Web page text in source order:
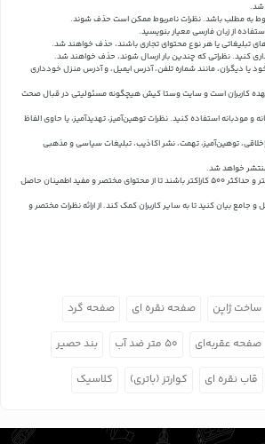
شد.
به مطلب باشد. نظرات نامربوط ممکن است حذف شوند.
از زبان فارسی معیار بنویسید.
تبلیغاتی یا هر نوع محتوای تجاری باشند، حذف خواهند شد.
کنید. نظراتی که چندین بار ارسال شوند، حذف خواهند شد.
یا دیگران، مانند شماره تلفن، آدرس ایمیل، و آدرس منزل خودداری
کاربران است و سایت وستا کیش هیچگونه مسئولیتی در قبال صحت
و مودبانه استفاده کنید. نظرات توهین‌آمیز، تهدیدآمیز، یا حاوی الفاظ
توهین‌آمیز، تهمت، نشر اکاذیب، تبلیغات سیاسی و مذهبی
خواهد شد.
نظرات باید حداقل شامل 50 کاراکتر و حداکثر 500 کاراکتر باشند تا از محتوای مختصر و مفید اطمینان حاصل
جامع بیان کنید تا به سایر کاربران کمک کند.از ارائه نظرات مختصر و
ساخت ژاپن صفحه نقره ای صفحه گرد
صفحه عقربه‌ای ۵۰ متر ضد آب بند حصیر
قاب نقره ای کوارتز (باتری) کلاسیک